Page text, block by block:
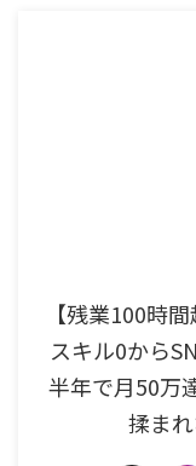
【残業100時
スキル0から
半年で月50万
揉ま